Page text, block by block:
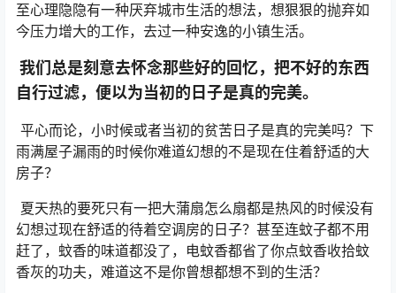
至心理隐隐有一种厌弃城市生活的想法，想狠狠的抛弃如
今压力增大的工作，去过一种安逸的小镇生活。
我们总是刻意去怀念那些好的回忆，把不好的东西
自行过滤，便以为当初的日子是真的完美。
平心而论，小时候或者当初的贫苦日子是真的完美吗？下
雨满屋子漏雨的时候你难道幻想的不是现在住着舒适的大
房子？
夏天热的要死只有一把大蒲扇怎么扇都是热风的时候没有
幻想过现在舒适的待着空调房的日子？甚至连蚊子都不用
赶了，蚊香的味道都没了，电蚊香都省了你点蚊香收拾蚊
香灰的功夫，难道这不是你曾想都想不到的生活？